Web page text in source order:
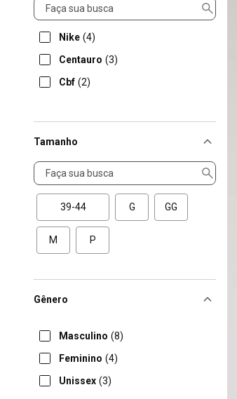
Nike (4)
Centauro (3)
Cbf (2)
Tamanho
Tamanho
39-44 G GG
M P
Gênero
Masculino (8)
Feminino (4)
Unissex (3)